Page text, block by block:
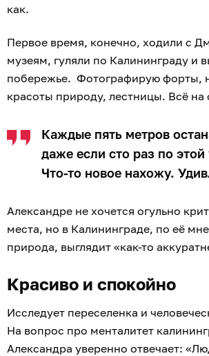
как.
Первое время, конечно, ходили с
музеям, гуляли по Калининграду и
побережье. Фотографирую форты,
красоты природу, лестницы. Всё на
Каждые пять метров
даже если сто раз по
Что-то новое нахожу.
Александре не хочется огульно
места, но в Калининграде, по её
природа, выглядит «как-то
Красиво и спокойно
Исследует переселенка и
На вопрос про менталитет
Александра уверенно отвечает: